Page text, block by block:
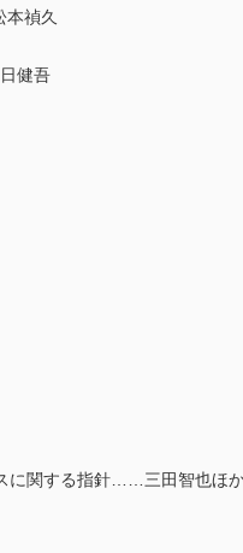
禎久
健吾
に関する指針……三田智也ほ